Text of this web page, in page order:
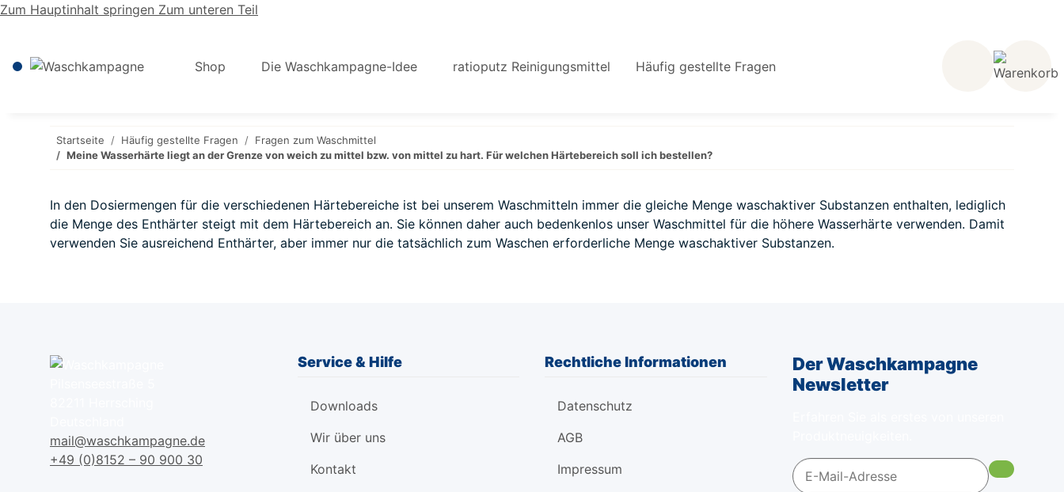
Zum Hauptinhalt springen Zum unteren Teil
Shop Die Waschkampagne-Idee ratioputz Reinigungsmittel Häufig gestellte Fragen
Startseite Häufig gestellte Fragen
Fragen zum Waschmittel
Meine Wasserhärte liegt an der Grenze von weich zu mittel bzw. von mittel zu hart. Für welchen Härtebereich soll ich bestellen?
In den Dosiermengen für die verschiedenen Härtebereiche ist bei unserem Waschmitteln immer die gleiche Menge waschaktiver Substanzen enthalten, lediglich
die Menge des Enthärter steigt mit dem Härtebereich an. Sie können daher auch bedenkenlos unser Waschmittel für die höhere Wasserhärte verwenden. Damit
verwenden Sie ausreichend Enthärter, aber immer nur die tatsächlich zum Waschen erforderliche Menge waschaktiver Substanzen.
mail@waschkampagne.de
+49 (0)8152 – 90 900 30
Service & Hilfe
Downloads
Wir über uns
Kontakt
Rechtliche Informationen
Datenschutz
AGB
Impressum
Der Waschkampagne
Newsletter